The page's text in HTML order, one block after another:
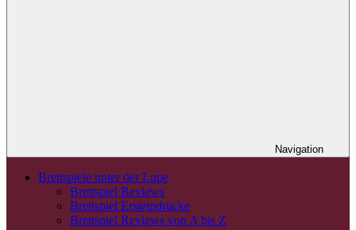
Navigation
Brettspiele unter der Lupe
Brettspiel Reviews
Brettspiel Ersteindrücke
Brettspiel Reviews von A bis Z